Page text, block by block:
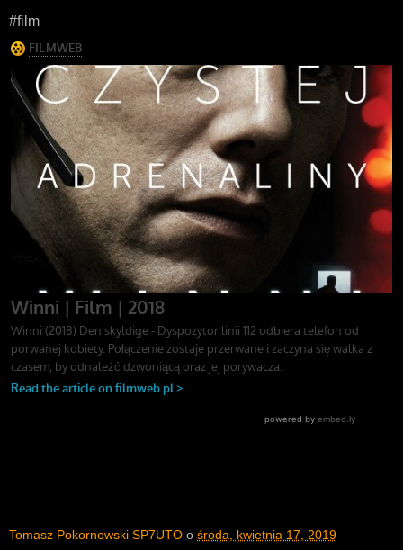
#film
Tomasz Pokornowski SP7UTO o środa, kwietnia 17, 2019